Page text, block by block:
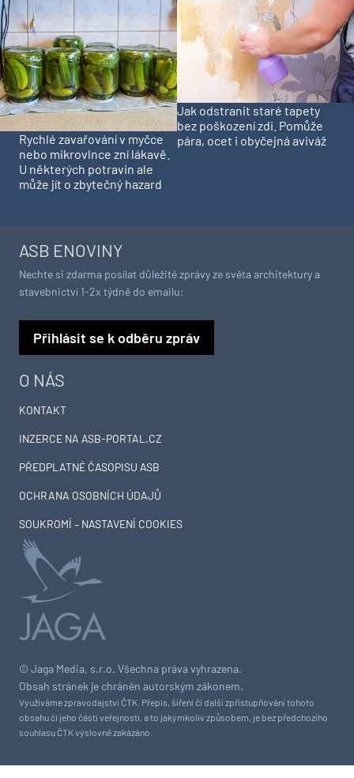
Rychlé zavařování v myčce
nebo mikrovlnce zní lákavě.
U některých potravin ale
může jít o zbytečný hazard
Jak odstranit staré tapety
bez poškození zdi. Pomůže
pára, ocet i obyčejná aviváž
© Jaga Media, s.r.o. Všechna práva vyhrazena.
Obsah stránek je chráněn autorským zákonem.
Využíváme zpravodajství ČTK. Přepis, šíření či další zpřístupňování tohoto
obsahu či jeho části veřejnosti, a to jakýmkoliv způsobem, je bez předchozího
souhlasu ČTK výslovně zakázáno.
O NÁS
KONTAKT
INZERCE NA ASB-PORTAL.CZ
PŘEDPLATNÉ ČASOPISU ASB
OCHRANA OSOBNÍCH ÚDAJŮ
SOUKROMÍ – NASTAVENÍ COOKIES
ASB ENOVINY
Nechte si zdarma posílat důležité zprávy ze světa architektury a
stavebnictví 1-2x týdně do emailu:
Přihlásit se k odběru zpráv